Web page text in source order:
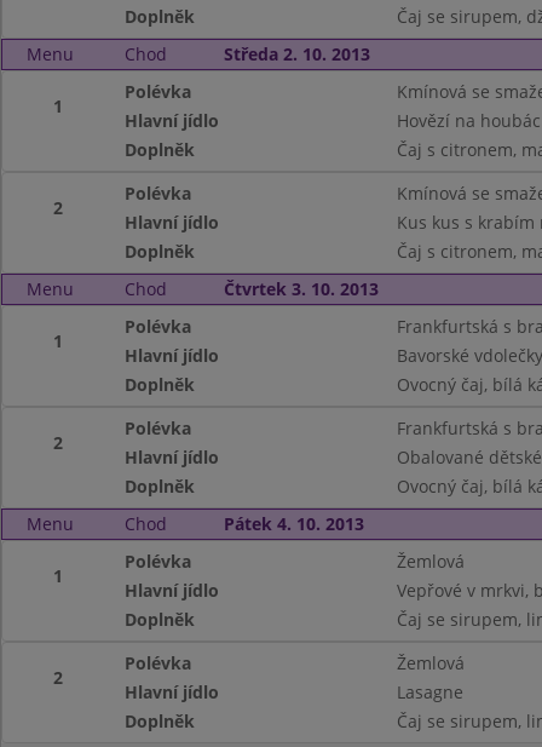
Doplněk
Čaj se sirupem,
Menu
Chod Středa 2. 10. 2013
1
Polévka
Kmínová se
Hlavní jídlo
Hovězí na
Doplněk
Čaj s citronem,
2
Polévka
Kmínová se
Hlavní jídlo
Kus kus s
Doplněk
Čaj s citronem,
Menu
Chod Čtvrtek 3. 10. 2013
1
Polévka
Frankfurtská s
Hlavní jídlo
Bavorské
Doplněk
Ovocný čaj, bílá
2
Polévka
Frankfurtská s
Hlavní jídlo
Obalované
Doplněk
Ovocný čaj, bílá
Menu
Chod Pátek 4. 10. 2013
1
Polévka
Žemlová
Hlavní jídlo
Vepřové v mrkvi,
Doplněk
Čaj se sirupem,
2
Polévka
Žemlová
Hlavní jídlo
Lasagne
Doplněk
Čaj se sirupem,